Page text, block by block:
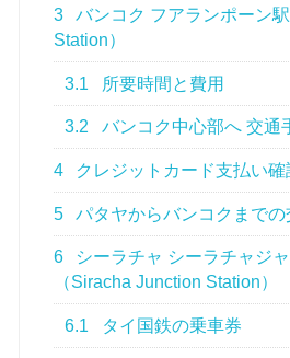
3
バンコク フアランポーン
Station）
3.1 所要時間と費用
3.2 バンコク中心部へ 交通
4 クレジットカード支払い確
5 パタヤからバンコクまでの
6
シーラチャ シーラチャジ
（Siracha Junction Station）
6.1 タイ国鉄の乗車券